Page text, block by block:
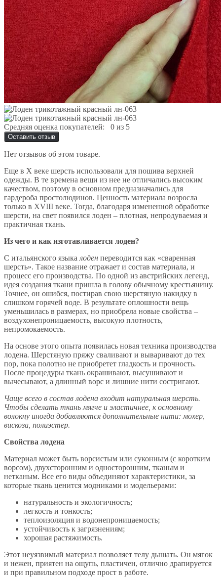
Средняя оценка покупателей: 0 из 5
Оставить отзыв
Нет отзывов об этом товаре.
Еще в X веке шерсть использовали для пошива верхней
одежды. В те времена вещи из нее не отличались высоким
качеством, поэтому в основном предназначались для
гардероба простолюдинов. Ценность материала возросла
только в XVIII веке. Тогда, благодаря измененной обработке
шерсти, на свет появился лоден – плотная, непродуваемая и
практичная ткань.
Из чего и как изготавливается лоден?
С итальянского языка лоден переводится как «сваренная
шерсть». Такое название отражает и состав материала, и
процесс его производства. По одной из австрийских легенд,
идея создания ткани пришла в голову обычному крестьянину.
Точнее, он ошибся, постирав свою шерстяную накидку в
слишком горячей воде. В результате оплошности вещь
уменьшилась в размерах, но приобрела новые свойства –
воздухонепроницаемость, высокую плотность,
непромокаемость.
На основе этого опыта появилась новая техника производства
лодена. Шерстяную пряжу сваливают и вываривают до тех
пор, пока полотно не приобретет гладкость и прочность.
После процедуры ткань окрашивают, высушивают и
вычесывают, а длинный ворс и лишние нити состригают.
Чаще всего в состав лодена входит натуральная шерсть.
Чтобы сделать ткань мягче и эластичнее, к основному
волокну иногда добавляются дополнительные нити: мохер,
вискоза, полиэстер.
Свойства лодена
Материал может быть ворсистым или суконным (с коротким
ворсом), двухсторонним и односторонним, тканым и
нетканым. Все его виды объединяют характеристики, за
которые ткань ценится модниками и модельерами:
натуральность и экологичность;
легкость и тонкость;
теплоизоляция и водонепроницаемость;
устойчивость к загрязнениям;
хорошая растяжимость.
Этот неуязвимый материал позволяет телу дышать. Он мягок
и нежен, приятен на ощупь, пластичен, отлично драпируется
и при правильном подходе прост в работе.